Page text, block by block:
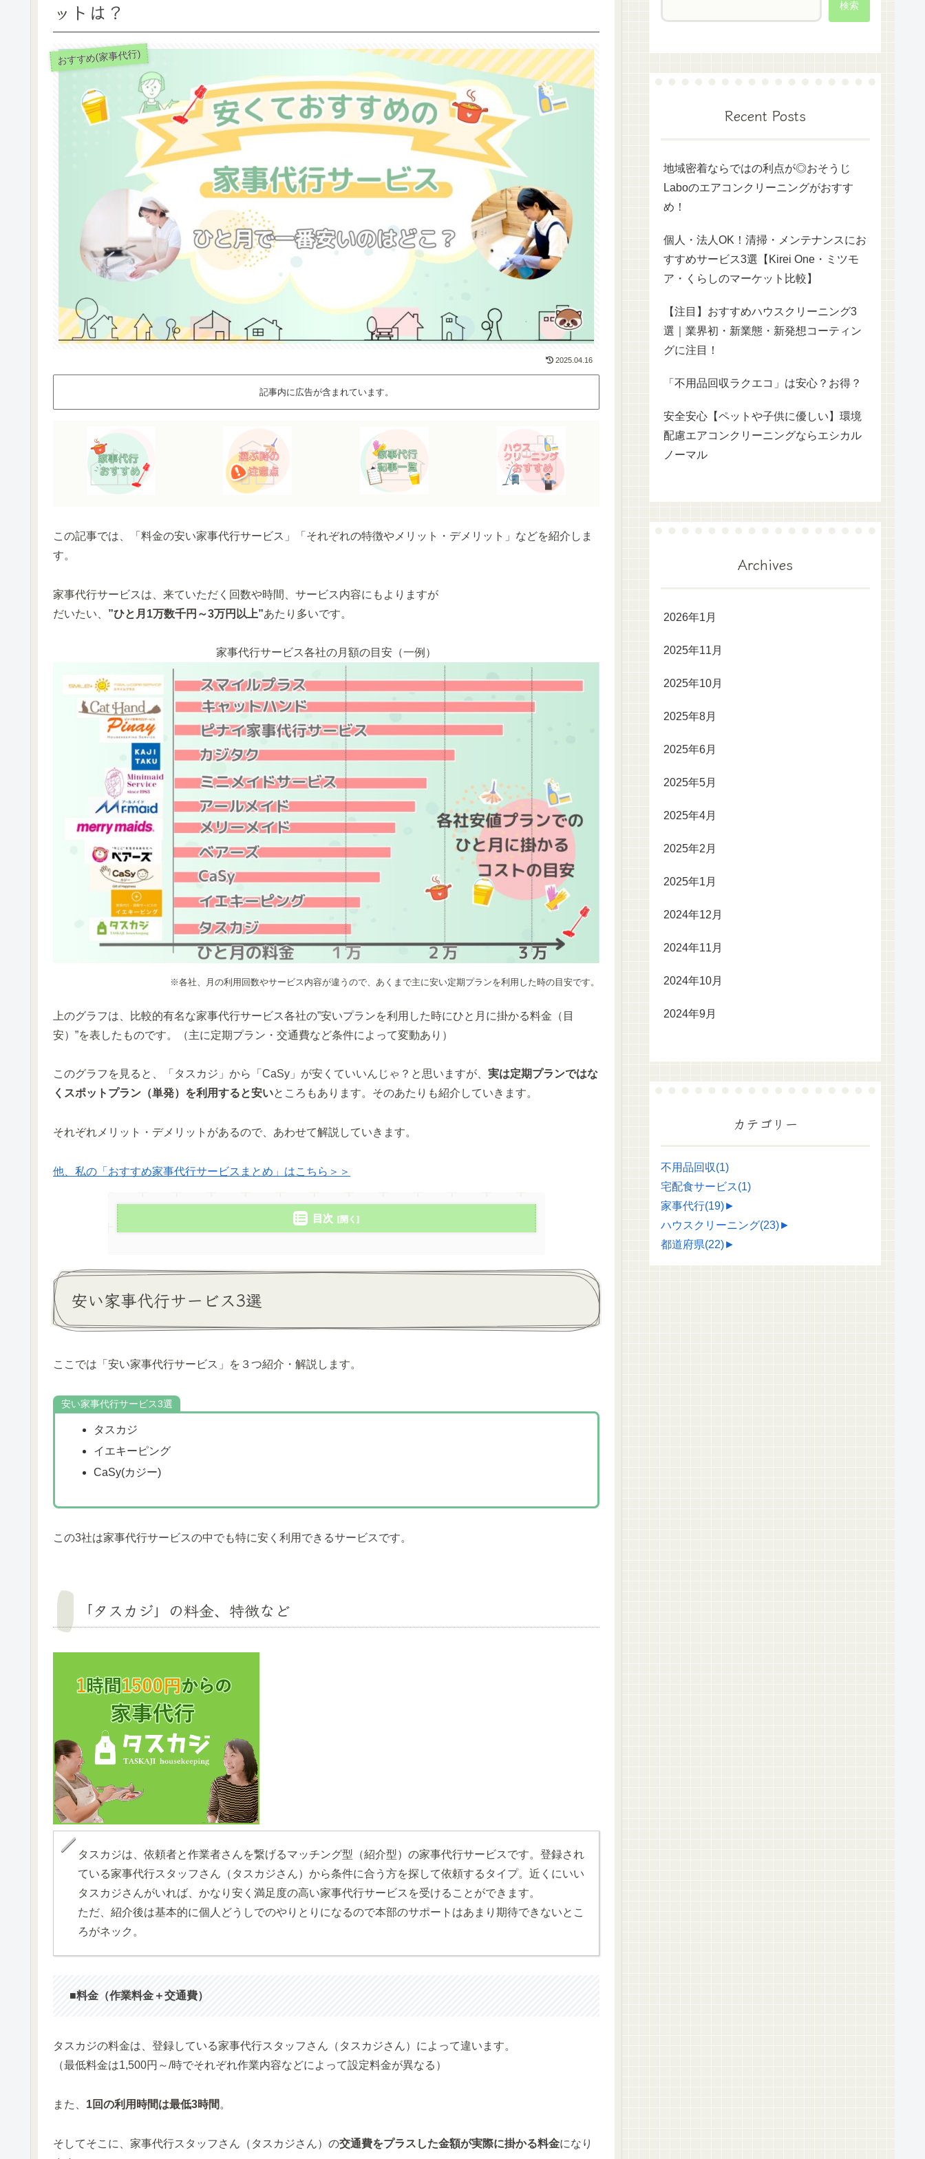
ットは？
おすすめ(家事代行)
2025.04.16
記事内に広告が含まれています。
この記事では、「料金の安い家事代行サービス」「それぞれの特徴やメリット・デメリット」などを紹介しま
す。
家事代行サービスは、来ていただく回数や時間、サービス内容にもよりますが
だいたい、 ”ひと月1万数千円～3万円以上”あたり多いです。
家事代行サービス各社の月額の目安（一例）
※各社、月の利用回数やサービス内容が違うので、あくまで主に安い定期プランを利用した時の目安です。
上のグラフは、比較的有名な家事代行サービス各社の”安いプランを利用した時にひと月に掛かる料金（目
安）”を表したものです。（主に定期プラン・交通費など条件によって変動あり）
このグラフを見ると、「タスカジ」から「CaSy」が安くていいんじゃ？と思いますが、 実は定期プランではな
くスポットプラン（単発）を利用すると安いところもあります。そのあたりも紹介していきます。
それぞれメリット・デメリットがあるので、あわせて解説していきます。
他、私の「おすすめ家事代行サービスまとめ」はこちら＞＞
目次
安い家事代行サービス3選
ここでは「安い家事代行サービス」を３つ紹介・解説します。
安い家事代行サービス3選
タスカジ
イエキーピング
CaSy(カジー)
この3社は家事代行サービスの中でも特に安く利用できるサービスです。
「タスカジ」の料金、特徴など
タスカジは、依頼者と作業者さんを繋げるマッチング型（紹介型）の家事代行サービスです。登録され
ている家事代行スタッフさん（タスカジさん）から条件に合う方を探して依頼するタイプ。近くにいい
タスカジさんがいれば、かなり安く満足度の高い家事代行サービスを受けることができます。
ただ、紹介後は基本的に個人どうしでのやりとりになるので本部のサポートはあまり期待できないとこ
ろがネック。
■料金（作業料金＋交通費）
タスカジの料金は、登録している家事代行スタッフさん（タスカジさん）によって違います。
（最低料金は1,500円～/時でそれぞれ作業内容などによって設定料金が異なる）
また、 1回の利用時間は最低3時間 。
そしてそこに、家事代行スタッフさん（タスカジさん）の交通費をプラスした金額が実際に掛かる料金になり
検索
Recent Posts
地域密着ならではの利点が◎おそうじ
Laboのエアコンクリーニングがおすす
め！
個人・法人OK！清掃・メンテナンスにお
すすめサービス3選【Kirei One・ミツモ
ア・くらしのマーケット比較】
【注目】おすすめハウスクリーニング3
選｜業界初・新業態・新発想コーティン
グに注目！
「不用品回収ラクエコ」は安心？お得？
安全安心【ペットや子供に優しい】環境
配慮エアコンクリーニングならエシカル
ノーマル
Archives
2026年1月
2025年11月
2025年10月
2025年8月
2025年6月
2025年5月
2025年4月
2025年2月
2025年1月
2024年12月
2024年11月
2024年10月
2024年9月
カテゴリー
不用品回収(1)
宅配食サービス(1)
家事代行(19)►
ハウスクリーニング(23)►
都道府県(22)►